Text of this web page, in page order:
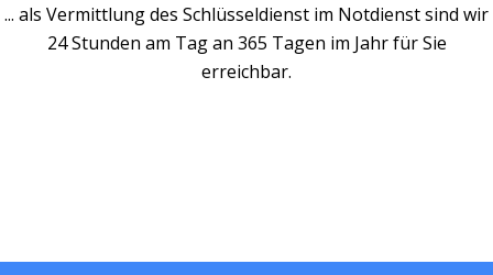
... als Vermittlung des Schlüsseldienst im Notdienst sind wir
24 Stunden am Tag an 365 Tagen im Jahr für Sie
erreichbar.